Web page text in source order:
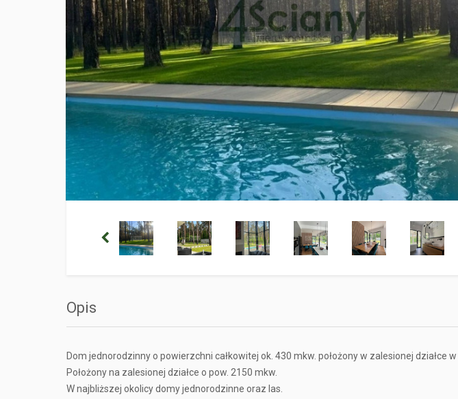
Opis
Dom jednorodzinny o powierzchni całkowitej ok. 430 mkw. położony w zalesionej działce
Położony na zalesionej działce o pow. 2150 mkw.
W najbliższej okolicy domy jednorodzinne oraz las.